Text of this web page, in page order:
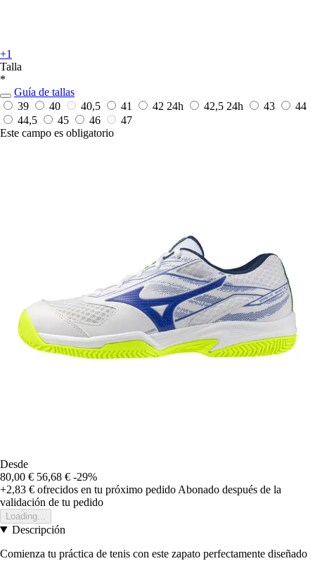
+1
Talla
*
Guía de tallas
39
40 40,5 41 42 24h 42,5 24h 43
44
44,5
45 46
47
Este campo es obligatorio
Desde
80,00 € 56,68 € -29%
+2,83 € ofrecidos en tu próximo pedido Abonado después de la
validación de tu pedido
Loading...
Descripción
Comienza tu práctica de tenis con este zapato perfectamente diseñado